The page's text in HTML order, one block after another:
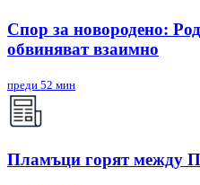
Спор за новородено:
обвиняват взаимно
преди 52 мин
Пламъци горят между